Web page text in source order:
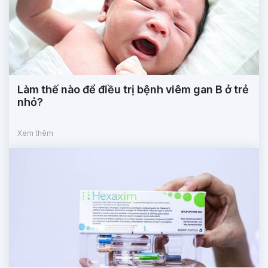
Làm thế nào để điều trị bệnh viêm gan B ở trẻ
nhỏ?
Xem thêm